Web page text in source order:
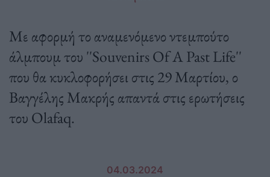
Με αφορμή το αναμενόμενο ντεμπούτο
άλμπουμ του ''Souvenirs Of A Past Life''
που θα κυκλοφορήσει στις 29 Μαρτίου, ο
Βαγγέλης Μακρής απαντά στις ερωτήσεις
του Olafaq.
04.03.2024